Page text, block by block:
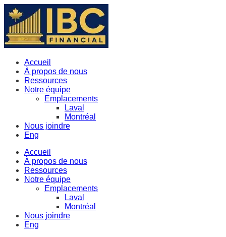
Accueil
À propos de nous
Ressources
Notre équipe
Emplacements
Laval
Montréal
Nous joindre
Eng
Accueil
À propos de nous
Ressources
Notre équipe
Emplacements
Laval
Montréal
Nous joindre
Eng